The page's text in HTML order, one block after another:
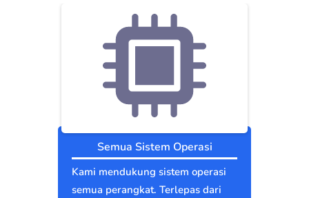
Semua Sistem Operasi
Kami mendukung sistem operasi
semua perangkat. Terlepas dari